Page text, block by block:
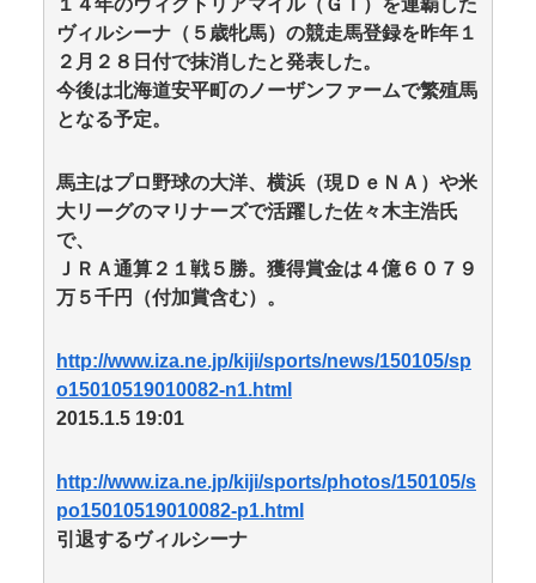
１４年のヴィクトリアマイル（ＧＩ）を連覇した
ヴィルシーナ（５歳牝馬）の競走馬登録を昨年１
２月２８日付で抹消したと発表した。
今後は北海道安平町のノーザンファームで繁殖馬
となる予定。
馬主はプロ野球の大洋、横浜（現ＤｅＮＡ）や米
大リーグのマリナーズで活躍した佐々木主浩氏
で、
ＪＲＡ通算２１戦５勝。獲得賞金は４億６０７９
万５千円（付加賞含む）。
http://www.iza.ne.jp/kiji/sports/news/150105/sp
o15010519010082-n1.html
2015.1.5 19:01
http://www.iza.ne.jp/kiji/sports/photos/150105/s
po15010519010082-p1.html
引退するヴィルシーナ